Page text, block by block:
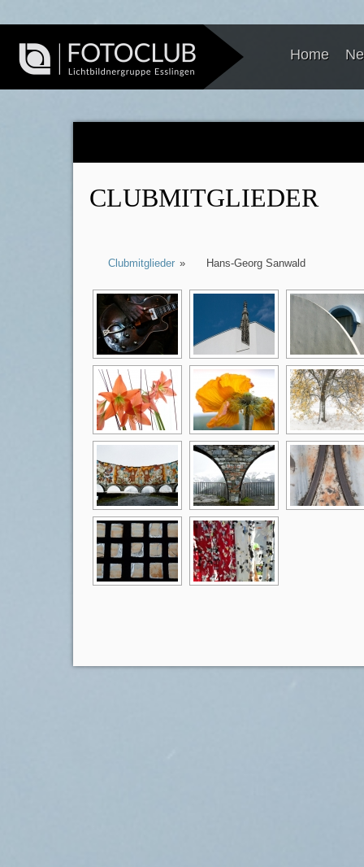
Home
CLUBMITGLIEDER
Clubmitglieder » Hans-Georg Sanwald